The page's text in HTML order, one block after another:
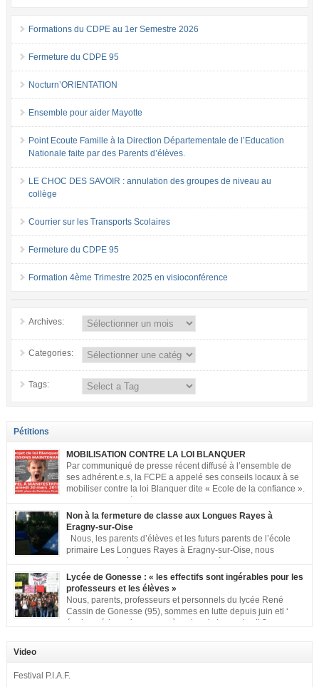
Formations du CDPE au 1er Semestre 2026
Fermeture du CDPE 95
Nocturn’ORIENTATION
Ensemble pour aider Mayotte
Point Ecoute Famille à la Direction Départementale de l’Education
Nationale faite par des Parents d’élèves.
LE CHOC DES SAVOIR : annulation des groupes de niveau au
collège
Courrier sur les Transports Scolaires
Fermeture du CDPE 95
Formation 4ème Trimestre 2025 en visioconférence
Archives:
Categories:
Tags:
Pétitions
MOBILISATION CONTRE LA LOI BLANQUER
Par communiqué de presse récent diffusé à l’ensemble de
ses adhérent.e.s, la FCPE a appelé ses conseils locaux à se
mobiliser contre la loi Blanquer dite « Ecole de la confiance ».
met à votre disposition ce kit de mobilisation comprenant : 1 affiche
appelant […]
Non à la fermeture de classe aux Longues Rayes à
Eragny-sur-Oise
Nous, les parents d’élèves et les futurs parents de l’école
primaire Les Longues Rayes à Eragny-sur-Oise, nous
classe aux Longues Rayes ». Non à la dégradation continue des conditions
d’accueil et d’apprentissage de nos enfants à l’école primaire. Chaque
enfant a droit à […]
Lycée de Gonesse : « les effectifs sont ingérables pour les
professeurs et les élèves »
Nous, parents, professeurs et personnels du lycée René
Cassin de Gonesse (95), sommes en lutte depuis juin etl ‘
équipe pédagogique en grève depuis le vendredi 2
nombreuses classes de première et […]
Video
Festival P.I.A.F.